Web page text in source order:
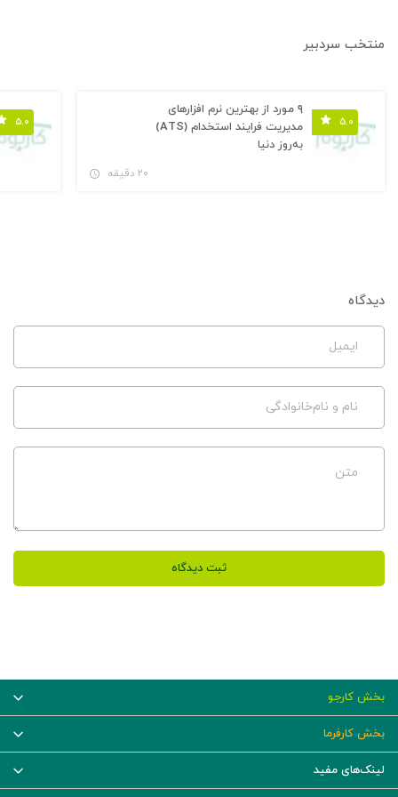
منتخب سردبیر
۵.۰
۹ مورد از بهترین نرم افزارهای
مدیریت فرایند استخدام (ATS)
به‌روز دنیا
۲۰ دقیقه
۵.۰
دیدگاه
ایمیل
نام و نام‌خانوادگی
متن
ثبت دیدگاه
بخش کارجو
بخش کارفرما
لینک‌های مفید